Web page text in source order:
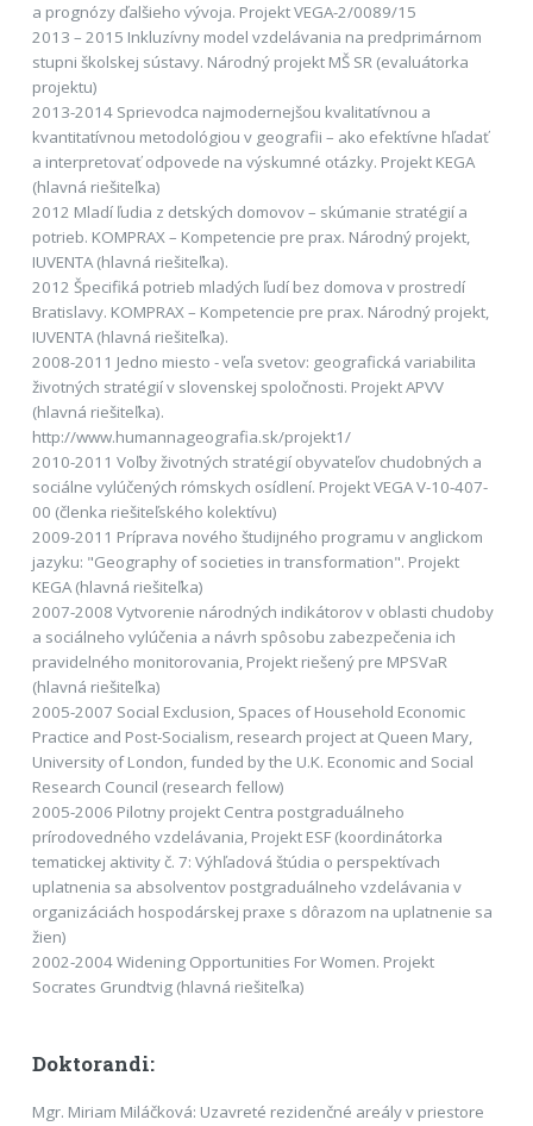
a prognózy ďalšieho vývoja. Projekt VEGA-2/0089/15
2013 – 2015 Inkluzívny model vzdelávania na predprimárnom
stupni školskej sústavy. Národný projekt MŠ SR (evaluátorka
projektu)
2013-2014 Sprievodca najmodernejšou kvalitatívnou a
kvantitatívnou metodológiou v geografii – ako efektívne hľadať
a interpretovať odpovede na výskumné otázky. Projekt KEGA
(hlavná riešiteľka)
2012 Mladí ľudia z detských domovov – skúmanie stratégií a
potrieb. KOMPRAX – Kompetencie pre prax. Národný projekt,
IUVENTA (hlavná riešiteľka).
2012 Špecifiká potrieb mladých ľudí bez domova v prostredí
Bratislavy. KOMPRAX – Kompetencie pre prax. Národný projekt,
IUVENTA (hlavná riešiteľka).
2008-2011 Jedno miesto - veľa svetov: geografická variabilita
životných stratégií v slovenskej spoločnosti. Projekt APVV
(hlavná riešiteľka).
http://www.humannageografia.sk/projekt1/
2010-2011 Voľby životných stratégií obyvateľov chudobných a
sociálne vylúčených rómskych osídlení. Projekt VEGA V-10-407-
00 (členka riešiteľského kolektívu)
2009-2011 Príprava nového študijného programu v anglickom
jazyku: "Geography of societies in transformation". Projekt
KEGA (hlavná riešiteľka)
2007-2008 Vytvorenie národných indikátorov v oblasti chudoby
a sociálneho vylúčenia a návrh spôsobu zabezpečenia ich
pravidelného monitorovania, Projekt riešený pre MPSVaR
(hlavná riešiteľka)
2005-2007 Social Exclusion, Spaces of Household Economic
Practice and Post-Socialism, research project at Queen Mary,
University of London, funded by the U.K. Economic and Social
Research Council (research fellow)
2005-2006 Pilotny projekt Centra postgraduálneho
prírodovedného vzdelávania, Projekt ESF (koordinátorka
tematickej aktivity č. 7: Výhľadová štúdia o perspektívach
uplatnenia sa absolventov postgraduálneho vzdelávania v
organizáciách hospodárskej praxe s dôrazom na uplatnenie sa
žien)
2002-2004 Widening Opportunities For Women. Projekt
Socrates Grundtvig (hlavná riešiteľka)
Doktorandi:
Mgr. Miriam Miláčková: Uzavreté rezidenčné areály v priestore